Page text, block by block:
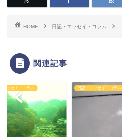
HOME 日記・エッセイ・コラム
関連記事
エッセイ・コラム 日記・エッセイ・コラム